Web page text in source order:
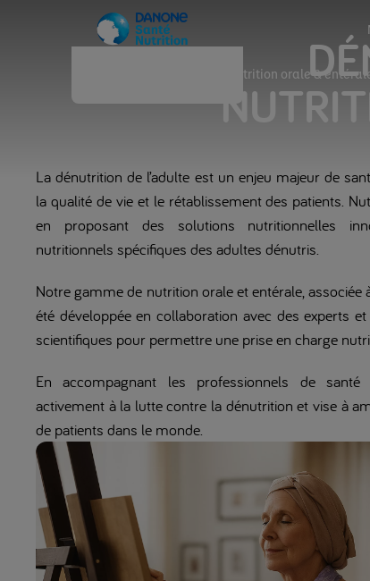
Dénutrition orale &
La dénutrition de l’adulte est un enjeu majeur de
la qualité de vie et le rétablissement des patients.
en proposant des solutions nutritionnelles
nutritionnels spécifiques des adultes dénutris.
Notre gamme de nutrition orale et entérale, associée
été développée en collaboration avec des experts
scientifiques pour permettre une prise en charge
En accompagnant les professionnels de
activement à la lutte contre la dénutrition et vise à
de patients dans le monde.